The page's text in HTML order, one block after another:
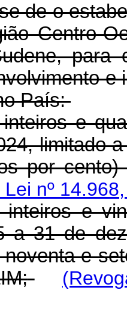
de o
Centro-
para
e
País:
e
limitado
por
nº
e
a 31 de
e